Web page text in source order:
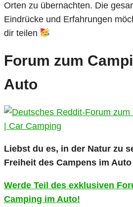
Orten zu übernachten. Die
Eindrücke und Erfahrungen
dir teilen
Forum zum
Auto
Liebst du es, in der Natur zu
Freiheit des Campens im
Werde Teil des exklusiven
Camping im Auto!